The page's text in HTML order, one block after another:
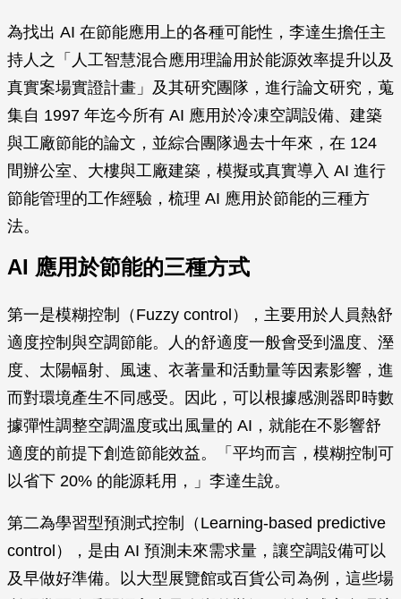
為找出 AI 在節能應用上的各種可能性，李達生擔任主
持人之「人工智慧混合應用理論用於能源效率提升以及
真實案場實證計畫」及其研究團隊，進行論文研究，蒐
集自 1997 年迄今所有 AI 應用於冷凍空調設備、建築
與工廠節能的論文，並綜合團隊過去十年來，在 124
間辦公室、大樓與工廠建築，模擬或真實導入 AI 進行
節能管理的工作經驗，梳理 AI 應用於節能的三種方
法。
AI 應用於節能的三種方式
第一是模糊控制（Fuzzy control），主要用於人員熱舒
適度控制與空調節能。人的舒適度一般會受到溫度、溼
度、太陽幅射、風速、衣著量和活動量等因素影響，進
而對環境產生不同感受。因此，可以根據感測器即時數
據彈性調整空調溫度或出風量的 AI，就能在不影響舒
適度的前提下創造節能效益。「平均而言，模糊控制可
以省下 20% 的能源耗用，」李達生說。
第二為學習型預測式控制（Learning-based predictive
control），是由 AI 預測未來需求量，讓空調設備可以
及早做好準備。以大型展覽館或百貨公司為例，這些場